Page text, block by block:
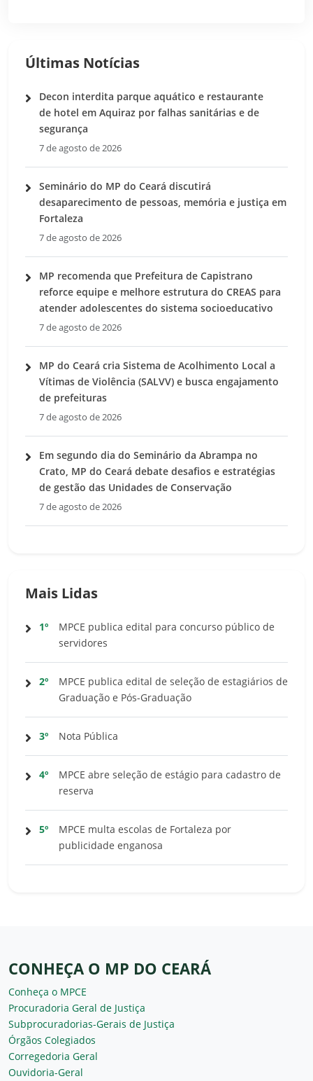
Últimas Notícias
Decon interdita parque aquático e restaurante
de hotel em Aquiraz por falhas sanitárias e de
segurança
7 de agosto de 2026
Seminário do MP do Ceará discutirá
desaparecimento de pessoas, memória e justiça em
Fortaleza
7 de agosto de 2026
MP recomenda que Prefeitura de Capistrano
reforce equipe e melhore estrutura do CREAS para
atender adolescentes do sistema socioeducativo
7 de agosto de 2026
MP do Ceará cria Sistema de Acolhimento Local a
Vítimas de Violência (SALVV) e busca engajamento
de prefeituras
7 de agosto de 2026
Em segundo dia do Seminário da Abrampa no
Crato, MP do Ceará debate desafios e estratégias
de gestão das Unidades de Conservação
7 de agosto de 2026
Mais Lidas
1º
MPCE publica edital para concurso público de
servidores
2º
MPCE publica edital de seleção de estagiários de
Graduação e Pós-Graduação
3º Nota Pública
4º
MPCE abre seleção de estágio para cadastro de
reserva
5º
MPCE multa escolas de Fortaleza por
publicidade enganosa
CONHEÇA O MP DO CEARÁ
Conheça o MPCE
Procuradoria Geral de Justiça
Subprocuradorias-Gerais de Justiça
Órgãos Colegiados
Corregedoria Geral
Ouvidoria-Geral